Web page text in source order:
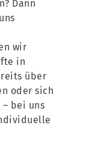
Dann
wir
in
über
oder sich
bei uns